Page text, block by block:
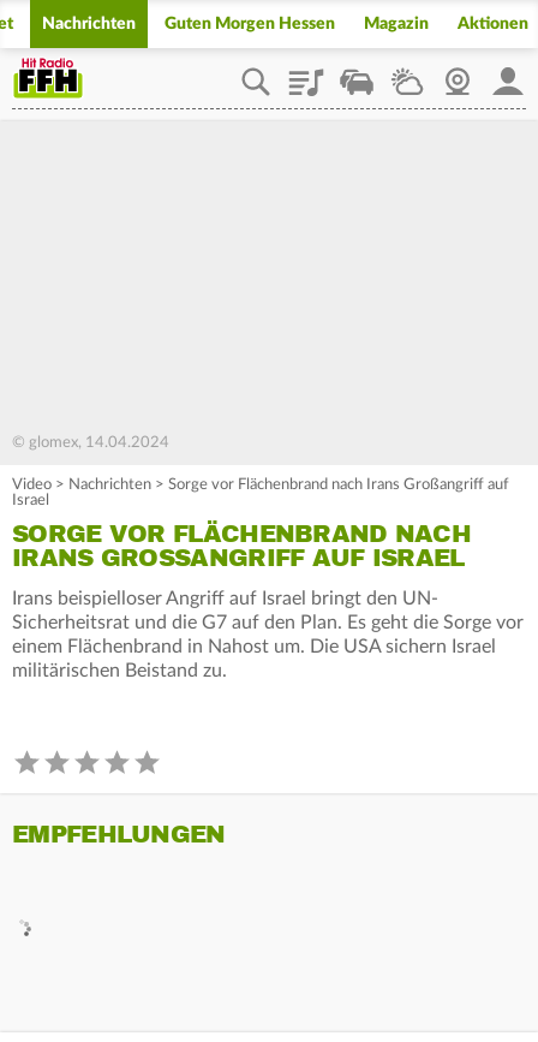
Nachrichten Guten Morgen Hessen Magazin Aktionen
PlaylistStaupilotWetterWebcam
© glomex, 14.04.2024
Video > Nachrichten > Sorge vor Flächenbrand nach Irans Großangriff auf
Israel
SORGE VOR FLÄCHENBRAND NACH
IRANS GROSSANGRIFF AUF ISRAEL
Irans beispielloser Angriff auf Israel bringt den UN-
Sicherheitsrat und die G7 auf den Plan. Es geht die Sorge vor
einem Flächenbrand in Nahost um. Die USA sichern Israel
militärischen Beistand zu.
EMPFEHLUNGEN